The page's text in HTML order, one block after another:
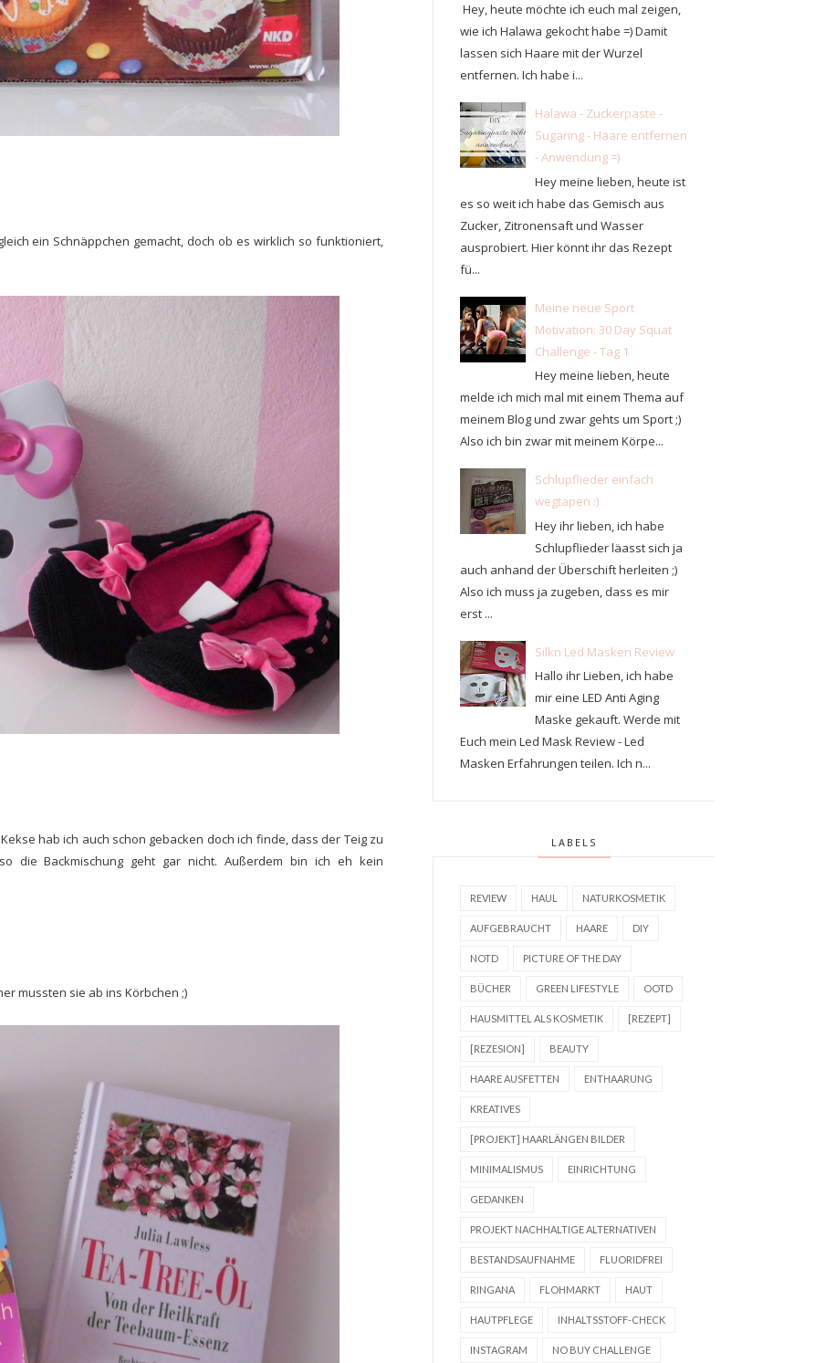
ein Schnäppchen gemacht, doch ob es wirklich so funktioniert,
hab ich auch schon gebacken doch ich finde, dass der Teig zu
die Backmischung geht gar nicht. Außerdem bin ich eh kein
mussten sie ab ins Körbchen ;)
Hey, heute möchte ich euch mal zeigen,
wie ich Halawa gekocht habe =) Damit
lassen sich Haare mit der Wurzel
entfernen. Ich habe i...
Halawa - Zuckerpaste -
Sugaring - Haare entfernen
- Anwendung =)
Hey meine lieben, heute ist
es so weit ich habe das Gemisch aus
Zucker, Zitronensaft und Wasser
ausprobiert. Hier könnt ihr das Rezept
fü...
Meine neue Sport
Motivation: 30 Day Squat
Challenge - Tag 1
Hey meine lieben, heute
melde ich mich mal mit einem Thema auf
meinem Blog und zwar gehts um Sport ;)
Also ich bin zwar mit meinem Körpe...
Schlupflieder einfach
wegtapen :)
Hey ihr lieben, ich habe
Schlupflieder läasst sich ja
auch anhand der Überschift herleiten ;)
Also ich muss ja zugeben, dass es mir
erst ...
Silkn Led Masken Review
Hallo ihr Lieben, ich habe
mir eine LED Anti Aging
Maske gekauft. Werde mit
Euch mein Led Mask Review - Led
Masken Erfahrungen teilen. Ich n...
LABELS
REVIEW HAUL NATURKOSMETIK
AUFGEBRAUCHT HAARE DIY
NOTD PICTURE OF THE DAY
BÜCHER GREEN LIFESTYLE OOTD
HAUSMITTEL ALS KOSMETIK [REZEPT]
[REZESION] BEAUTY
HAARE AUSFETTEN ENTHAARUNG
KREATIVES
[PROJEKT] HAARLÄNGEN BILDER
MINIMALISMUS EINRICHTUNG
GEDANKEN
PROJEKT NACHHALTIGE ALTERNATIVEN
BESTANDSAUFNAHME FLUORIDFREI
RINGANA FLOHMARKT HAUT
HAUTPFLEGE INHALTSSTOFF-CHECK
INSTAGRAM NO BUY CHALLENGE